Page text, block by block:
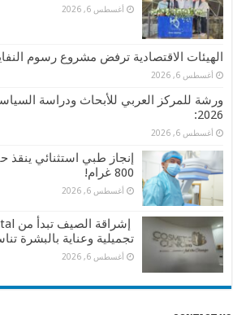
أغسطس 6, 2026
الهيئات الاقتصادية ترفض مشروع رسوم
أغسطس 6, 2026
ورشة للمركز العربي للأبحاث ودراسة
2026:
أغسطس 6, 2026
إنجاز طبي استثنائي ينقذ
800 غرام!
أغسطس 6, 2026
تجميلية وعناية بالبشرة
أغسطس 6, 2026